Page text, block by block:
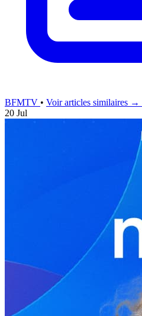
BFMTV • Voir articles similaires →
20 Jul